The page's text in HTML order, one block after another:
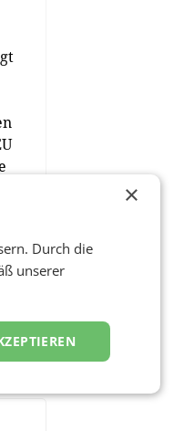
×
Durch die
unserer